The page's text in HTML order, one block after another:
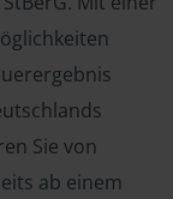
Sie von
ab einem